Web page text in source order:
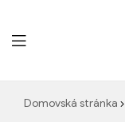
Domovská stránka